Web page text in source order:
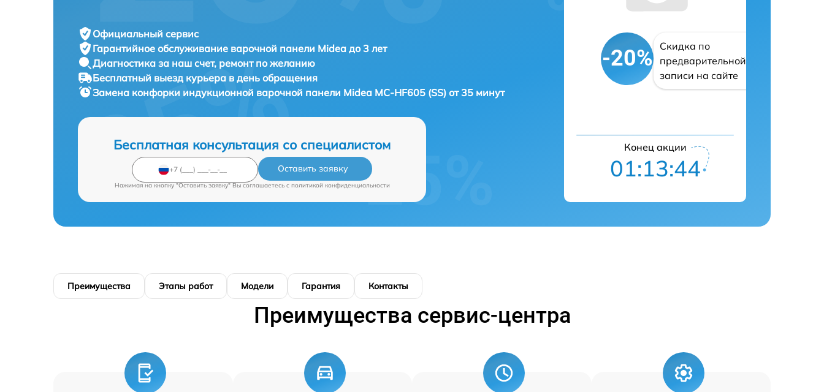
Официальный сервис
Гарантийное обслуживание варочной панели Midea до 3 лет
Диагностика за наш счет, ремонт по желанию
Бесплатный выезд курьера в день обращения
Замена конфорки индукционной варочной панели Midea MC-HF605 (SS) от 35 минут
Бесплатная консультация со специалистом
Оставить заявку
Нажимая на кнопку "Оставить заявку" Вы соглашаетесь c политикой конфиденциальности
-20%
Скидка по
предварительной
записи на сайте
Конец акции
01:13:43
Преимущества Этапы работ Модели Гарантия Контакты
Преимущества сервис-центра